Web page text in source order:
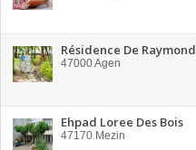
Résidence De Raymond
47000Agen
Ehpad Loree Des Bois
47170 Mezin